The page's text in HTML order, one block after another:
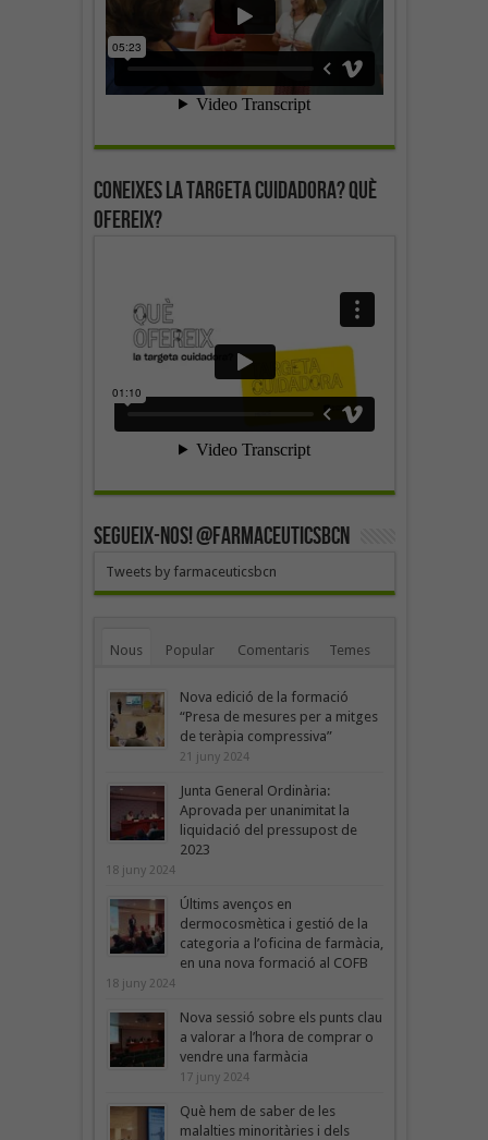
Coneixes la targeta cuidadora? Què
ofereix?
SEGUEIX-NOS! @farmaceuticsbcn
Tweets by farmaceuticsbcn
Nous Popular Comentaris Temes
Nova edició de la formació
“Presa de mesures per a mitges
de teràpia compressiva”
21 juny 2024
Junta General Ordinària:
Aprovada per unanimitat la
liquidació del pressupost de
2023
18 juny 2024
Últims avenços en
dermocosmètica i gestió de la
categoria a l’oficina de farmàcia,
en una nova formació al COFB
18 juny 2024
Nova sessió sobre els punts clau
a valorar a l’hora de comprar o
vendre una farmàcia
17 juny 2024
Què hem de saber de les
malalties minoritàries i dels